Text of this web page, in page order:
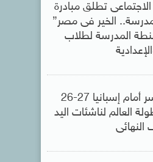
تطلق مبادرة
الخير فى مصر”
المدرسة لطلاب
مصر تخسر أمام إسبانيا 27-26
العالم لناشئات اليد